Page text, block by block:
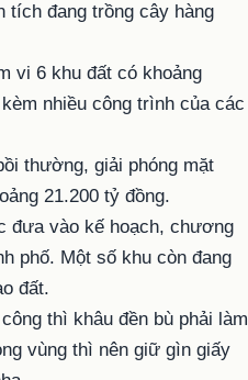
tích đang trồng cây hàng
vi 6 khu đất có khoảng
nhiều công trình của các
thường, giải phóng mặt
21.200 tỷ đồng.
đưa vào kế hoạch, chương
phố. Một số khu còn đang
đất.
thì khâu đền bù phải làm
vùng thì nên giữ gìn giấy